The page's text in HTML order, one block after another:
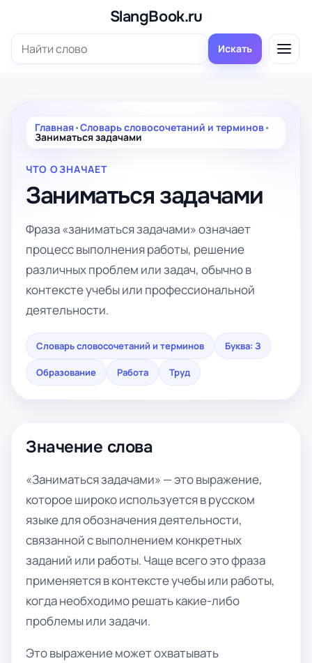
содержимому
SlangBook.ru
Поиск: Искать
Главная•Словарь словосочетаний и терминов•
Заниматься задачами
ЧТО ОЗНАЧАЕТ
Заниматься задачами
Фраза «заниматься задачами» означает
процесс выполнения работы, решение
различных проблем или задач, обычно в
контексте учебы или профессиональной
деятельности.
Словарь словосочетаний и терминов Буква: З
Образование Работа Труд
Значение слова
«Заниматься задачами» — это выражение,
которое широко используется в русском
языке для обозначения деятельности,
связанной с выполнением конкретных
заданий или работы. Чаще всего это фраза
применяется в контексте учебы или работы,
когда необходимо решать какие-либо
проблемы или задачи.
Это выражение может охватывать